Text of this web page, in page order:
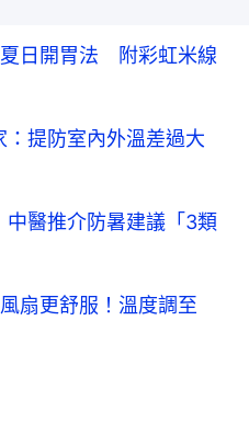
日開胃法 附彩虹米線
提防室內外溫差過大
醫推介防暑建議「3類
扇更舒服！溫度調至